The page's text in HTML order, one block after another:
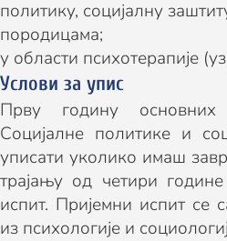
политику, социјалну
породицама;
у области психотерапије
Услови за упис
Прву годину основних
Социјалне политике и
уписати уколико имаш
трајању од четири
испит. Пријемни испит се
из психологије и